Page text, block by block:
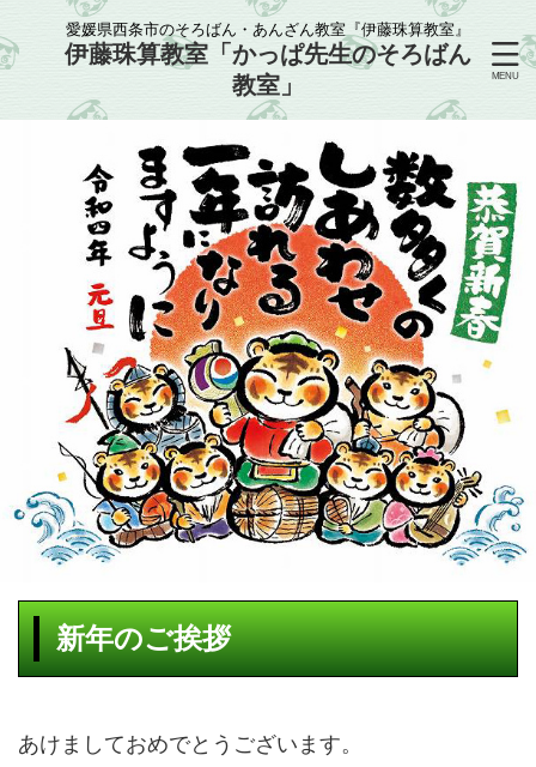
愛媛県西条市のそろばん・あんざん教室『伊藤珠算教室』
伊藤珠算教室「かっぱ先生のそろばん
教室」
新年のご挨拶
あけましておめでとうございます。